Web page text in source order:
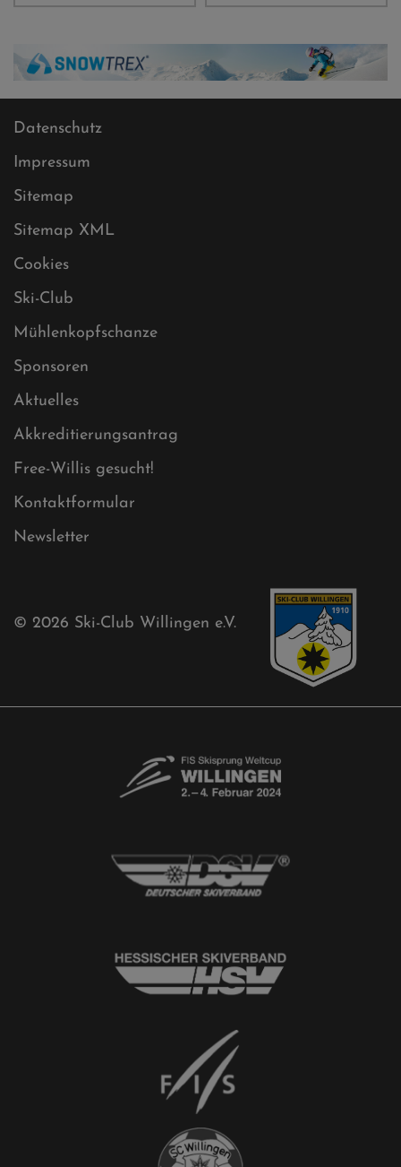
Datenschutz
Impressum
Sitemap
Sitemap XML
Cookies
Ski-Club
Mühlenkopfschanze
Sponsoren
Aktuelles
Ski-Club Willingen e.V.